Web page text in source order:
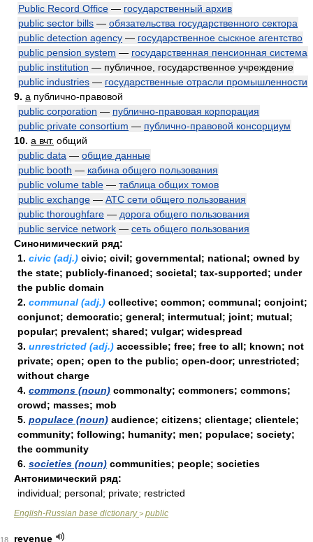
Public Record Office — государственный архив
public sector bills — обязательства государственного сектора
public detection agency — государственное сыскное агентство
public pension system — государственная пенсионная система
public institution — публичное, государственное учреждение
public industries — государственные отрасли промышленности
9. a публично-правовой
public corporation — публично-правовая корпорация
public private consortium — публично-правовой консорциум
10. a вчт. общий
public data — общие данные
public booth — кабина общего пользования
public volume table — таблица общих томов
public exchange — АТС сети общего пользования
public thoroughfare — дорога общего пользования
public service network — сеть общего пользования
Синонимический ряд:
1. civic (adj.) civic; civil; governmental; national; owned by
the state; publicly-financed; societal; tax-supported; under
the public domain
2. communal (adj.) collective; common; communal; conjoint;
conjunct; democratic; general; intermutual; joint; mutual;
popular; prevalent; shared; vulgar; widespread
3. unrestricted (adj.) accessible; free; free to all; known; not
private; open; open to the public; open-door; unrestricted;
without charge
4. commons (noun) commonalty; commoners; commons;
crowd; masses; mob
5. populace (noun) audience; citizens; clientage; clientele;
community; following; humanity; men; populace; society;
the community
6. societies (noun) communities; people; societies
Антонимический ряд:
individual; personal; private; restricted
English-Russian base dictionary> public
18 revenue